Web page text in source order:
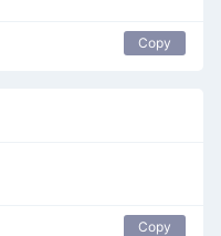
Copy
Copy